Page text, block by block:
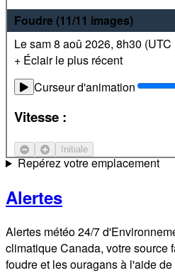
Foudre(11/11 images)
Le sam 8 aoû 2026, 8h30 (UTC
+ Éclair le plus récent
Curseur d'animation
Vitesse :
Initiale
Météo
Prévisions pour les 24
plus récentes pour des endroits
visualisez des images radar et
Repérez votre emplacement
Alertes
Alertes météo 24/7
climatique Canada, votre source
foudre et les ouragans à l'aide de